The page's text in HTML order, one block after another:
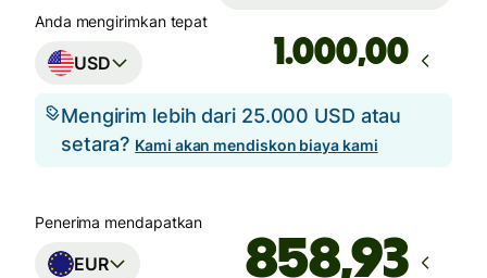
Anda mengirimkan tepat
USD ,00
Mengirim lebih dari 25.000 USD atau
setara? Kami akan mendiskon biaya kami
Penerima mendapatkan
EUR